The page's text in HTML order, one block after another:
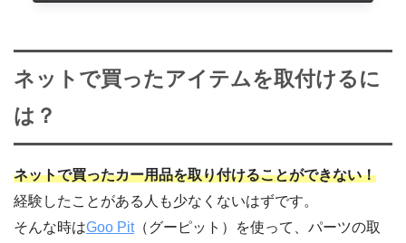
ネットで買ったアイテムを取付けるに
は？
ネットで買ったカー用品を取り付けることができない！
経験したことがある人も少なくないはずです。
そんな時はGoo Pit（グーピット）を使って、パーツの取